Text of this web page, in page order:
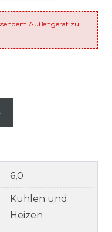
Außengerät zu
6,0
Kühlen und
Heizen